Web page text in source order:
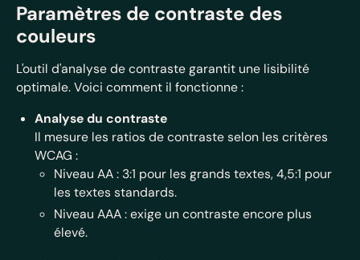
Paramètres de contraste des
couleurs
L'outil d'analyse de contraste garantit une lisibilité
optimale. Voici comment il fonctionne :
Analyse du contraste
Il mesure les ratios de contraste selon les critères
WCAG :
Niveau AA : 3:1 pour les grands textes, 4,5:1 pour
les textes standards.
Niveau AAA : exige un contraste encore plus
élevé.